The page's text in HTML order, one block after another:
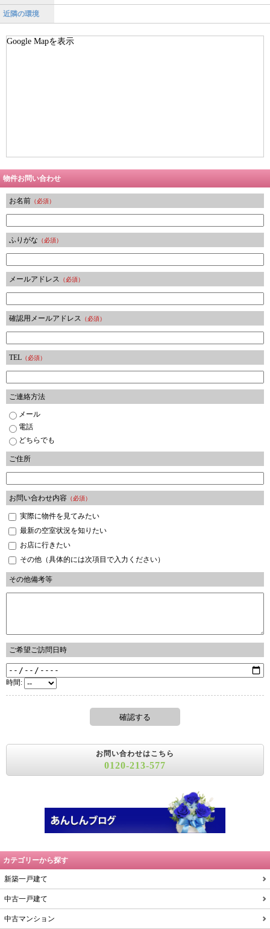
近隣の環境
Google Mapを表示
物件お問い合わせ
お名前 （必須）
ふりがな （必須）
メールアドレス （必須）
確認用メールアドレス （必須）
TEL （必須）
ご連絡方法
メール
電話
どちらでも
ご住所
お問い合わせ内容 （必須）
実際に物件を見てみたい
最新の空室状況を知りたい
お店に行きたい
その他（具体的には次項目で入力ください）
その他備考等
ご希望ご訪問日時
時間:
お問い合わせはこちら
0120-213-577
カテゴリーから探す
新築一戸建て
中古一戸建て
中古マンション